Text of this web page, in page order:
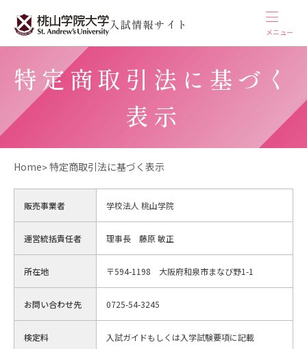
入試情報サイト
メニュー
特定商取引法に基づく
表示
Home 特定商取引法に基づく表示
販売事業者 学校法人 桃山学院
運営統括責任者 理事長 藤原 敏正
所在地 〒594-1198 大阪府和泉市まなび野1-1
お問い合わせ先 0725-54-3245
検定料 入試ガイドもしくは入学試験要項に記載